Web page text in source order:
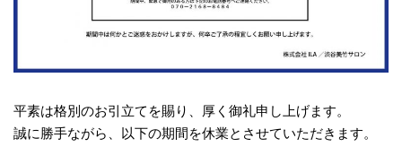
の
和
モ
ン
な
平素は格別のお引立てを賜り、厚く御礼申し上げます。
誠に勝手ながら、以下の期間を休業とさせていただきます。